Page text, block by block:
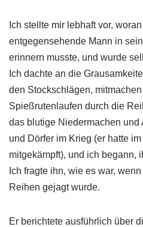
Ich stellte mir lebhaft vor,
entgegensehende Mann in
erinnern musste, und wurde
Ich dachte an die
den Stockschlägen,
Spießrutenlaufen durch die
das blutige Niedermachen
und Dörfer im Krieg (er hatte
mitgekämpft), und ich begann,
Ich fragte ihn, wie es war,
Reihen gejagt wurde.
Er berichtete ausführlich über